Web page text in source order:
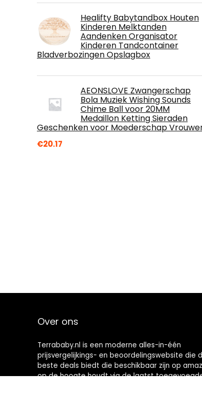
Healifty Babytandbox Houten
Kinderen Melktanden
Aandenken Organisator
Kinderen Tandcontainer
Bladverbozingen Opslagbox
AEONSLOVE Zwangerschap
Bola Muziek Wishing Sounds
Chime Ball voor 20MM
Medaillon Ketting Sieraden
Geschenken voor Moederschap
€20.17
Over ons
Terrababy.nl is een moderne alles-in-één
prijsvergelijkings- en beoordelingswebsite die
beste deals biedt die beschikbaar zijn op
op de hoogte houdt via de laatst